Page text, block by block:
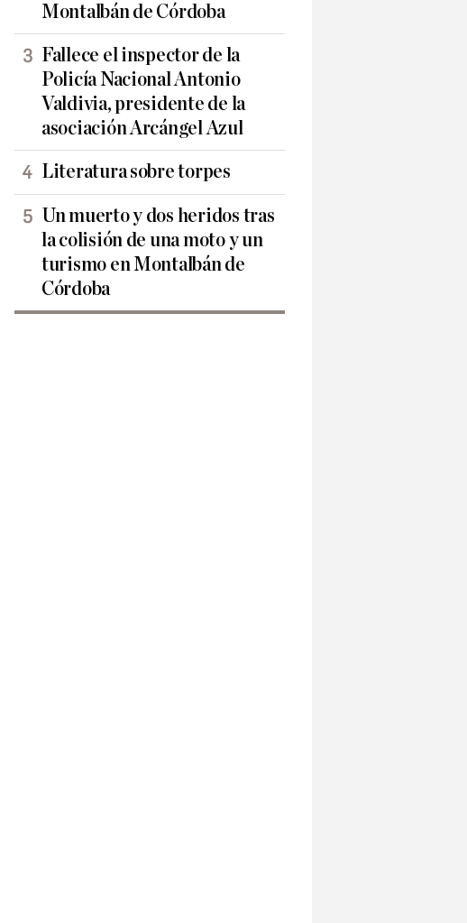
Montalbán de Córdoba
Fallece el inspector de la
Policía Nacional Antonio
Valdivia, presidente de la
asociación Arcángel Azul
Literatura sobre torpes
Un muerto y dos heridos tras
la colisión de una moto y un
turismo en Montalbán de
Córdoba